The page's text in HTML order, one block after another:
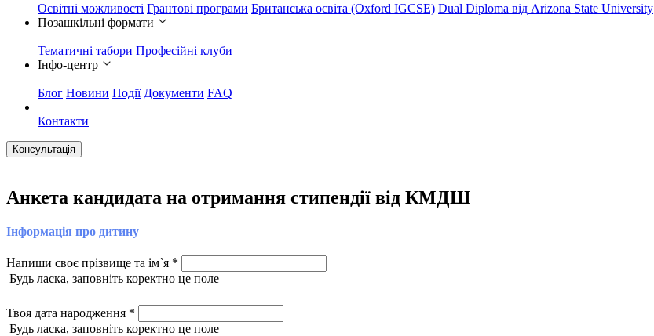
Освітні можливості Грантові програми Британська освіта (Oxford IGCSE) Dual Diploma від Arizona State University
Позашкільні формати
Тематичні табори Професійні клуби
Інфо-центр
Блог Новини Події Документи FAQ
Контакти
Консультація
Анкета кандидата на отримання стипендії від КМДШ
Інформація про дитину
Напиши своє прізвище та ім`я *
Будь ласка, заповніть коректно це поле
Твоя дата народження *
Будь ласка, заповніть коректно це поле